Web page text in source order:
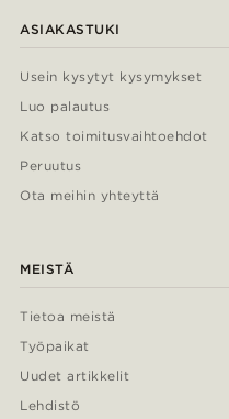
ASIAKASTUKI
Usein kysytyt kysymykset
Luo palautus
Katso toimitusvaihtoehdot
Peruutus
Ota meihin yhteyttä
MEISTÄ
Tietoa meistä
Työpaikat
Uudet artikkelit
Lehdistö